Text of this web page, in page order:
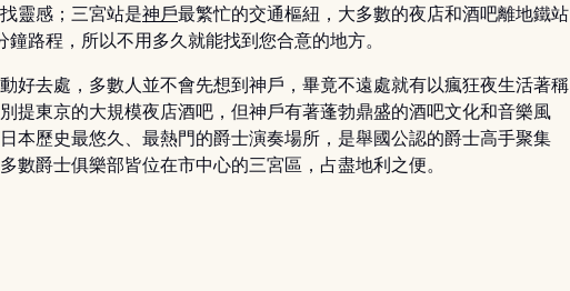
靈感；三宮站是神戶最繁忙的交通樞紐，大多數的夜店和酒吧離地鐵站
鐘路程，所以不用多久就能找到您合意的地方。
好去處，多數人並不會先想到神戶，畢竟不遠處就有以瘋狂夜生活著稱
提東京的大規模夜店酒吧，但神戶有著蓬勃鼎盛的酒吧文化和音樂風
本歷史最悠久、最熱門的爵士演奏場所，是舉國公認的爵士高手聚集
數爵士俱樂部皆位在市中心的三宮區，占盡地利之便。